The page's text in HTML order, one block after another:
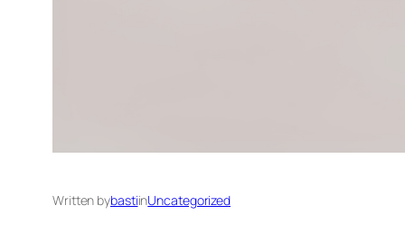
Written bybastiinUncategorized